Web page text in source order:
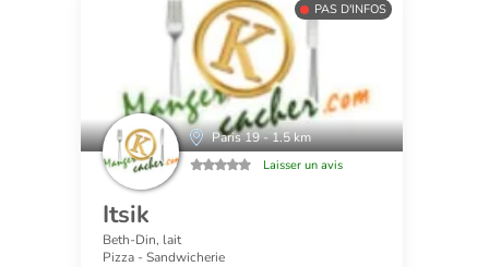
PAS D'INFOS
Paris 19 - 1.5 km
Laisser un avis
Itsik
Beth-Din, lait
Pizza - Sandwicherie